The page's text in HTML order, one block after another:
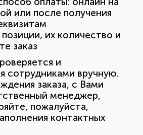
или после получения
их количество и
заказ
и
сотрудниками вручную.
заказа, с Вами
менеджер,
пожалуйста,
контактных